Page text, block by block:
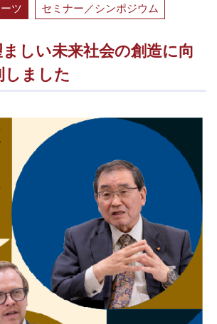
ツ
セミナー／シンポジウム
しい未来社会の創造に向
しました